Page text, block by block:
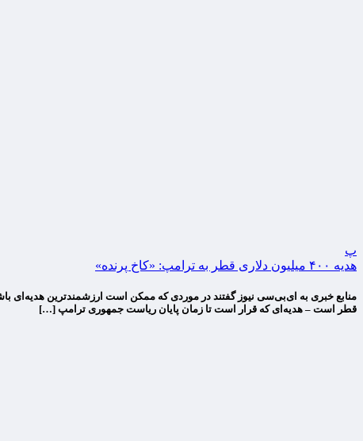
پ
هدیه ۴۰۰ میلیون دلاری قطر به ترامپ: «کاخ پرنده»
قطر است – هدیه‌ای که قرار است تا زمان پایان ریاست جمهوری ترامپ […]